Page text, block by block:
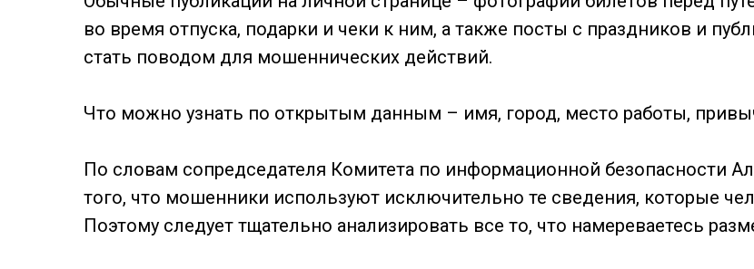
во время отпуска, подарки и чеки к ним, а также посты с праздников и
стать поводом для мошеннических действий.
Что можно узнать по открытым данным – имя, город, место работы,
По словам сопредседателя Комитета по информационной безопасности
того, что мошенники используют исключительно те сведения, которые
Поэтому следует тщательно анализировать все то, что намереваетесь